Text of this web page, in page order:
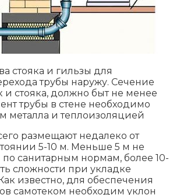
стояка и гильзы для
трубы наружу. Сечение
и стояка, должно быт не менее
трубы в стене необходимо
металла и теплоизоляцией
размещают недалеко от
5-10 м. Меньше 5 м не
санитарным нормам, более 10-
сложности при укладке
известно, для обеспечения
самотеком необходим уклон